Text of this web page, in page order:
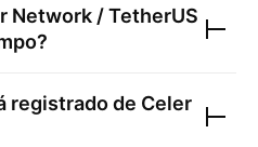
Network / TetherUS
registrado de Celer